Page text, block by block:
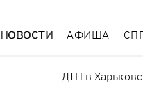
НОВОСТИ АФИША
ДТП в